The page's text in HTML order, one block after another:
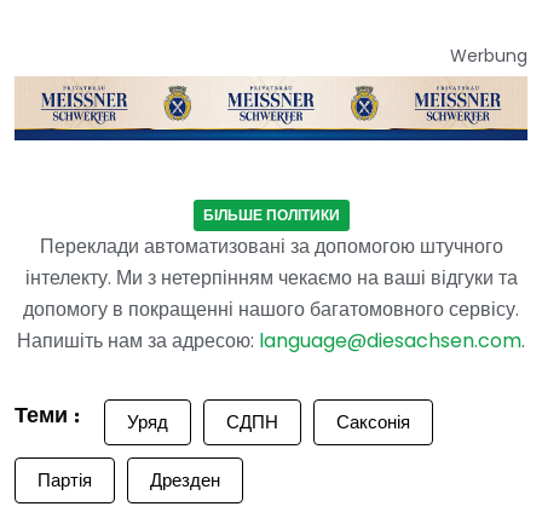
Werbung
БІЛЬШЕ ПОЛІТИКИ
Переклади автоматизовані за допомогою штучного
інтелекту. Ми з нетерпінням чекаємо на ваші відгуки та
допомогу в покращенні нашого багатомовного сервісу.
Напишіть нам за адресою: language@diesachsen.com.
Теми : Уряд СДПН Саксонія
Партія Дрезден